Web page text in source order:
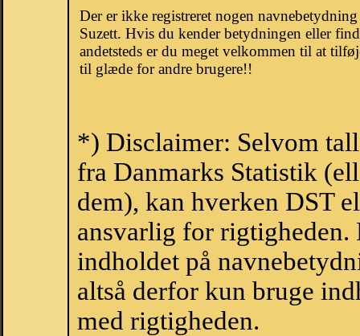
Der er ikke registreret nogen
Suzett. Hvis du kender betydningen eller
andetsteds er du meget velkommen til at
til glæde for andre brugere!!
*) Disclaimer: Selvom
fra Danmarks Statistik
dem), kan hverken DST
ansvarlig for
indholdet på
altså derfor kun bruge
med rigtigheden.